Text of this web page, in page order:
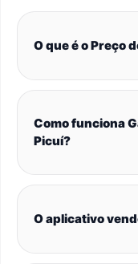
O que é o Preço
Como funciona
Picuí?
O aplicativo